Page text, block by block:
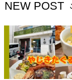
NEW POST